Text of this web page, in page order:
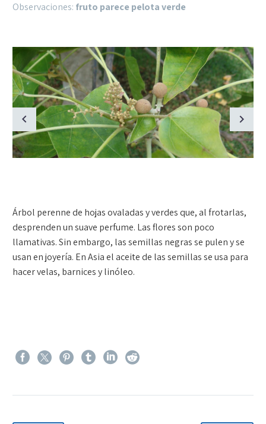
Observaciones: fruto parece pelota verde
Árbol perenne de hojas ovaladas y verdes que, al frotarlas,
desprenden un suave perfume. Las flores son poco
llamativas. Sin embargo, las semillas negras se pulen y se
usan en joyería. En Asia el aceite de las semillas se usa para
hacer velas, barnices y linóleo.